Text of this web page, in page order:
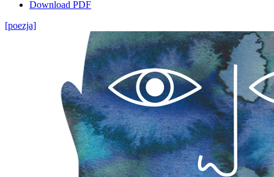
Download PDF
[poezja]